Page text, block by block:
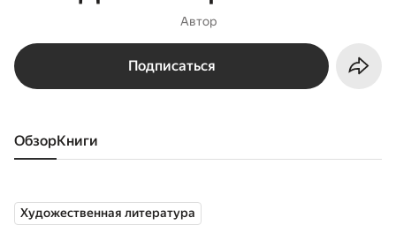
Автор
Подписаться
Обзор книги
Художественная литература